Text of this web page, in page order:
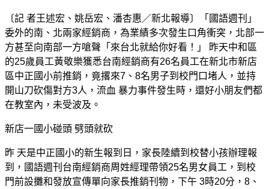
〔記 者王述宏、姚岳宏、潘杏惠／新北報導〕「國語週刊」
委外的南、北兩家經銷商，為業績多次發生口角衝突，北部一
方甚至向南部一方嗆聲「來台北就給你好看！」 昨天中和區
的25歲員工黃敬樂獲悉台南經銷商有26名員工在新北市新店
區中正國小前推銷，竟撂來7、8名男子到校門口堵人，並持
開山刀砍傷對方3人，流血 暴力事件發生時，還好小朋友們都
在教室內，未受波及。
新店一國小碰頭 劈頭就砍
昨 天是中正國小的新生報到日，家長陸續到校替小孩辦理報
到，國語週刊台南經銷商周姓經理帶領25名男女員工，到校
門前設攤和發放宣傳單向家長推銷刊物，下午 3時20分，8、